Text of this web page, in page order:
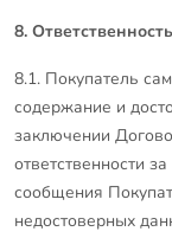
8.
8.1. Покупатель
содержание и
заключении
ответственности
сообщения
недостоверных